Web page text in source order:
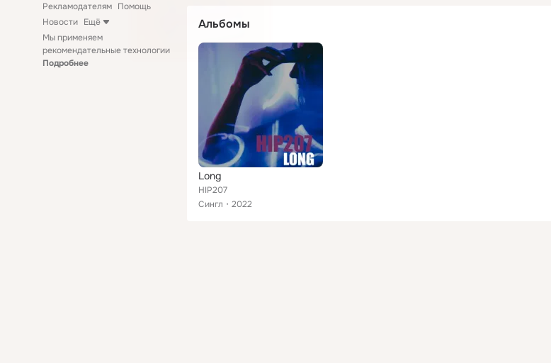
Рекламодателям Помощь
Новости Ещё
Мы применяем
рекомендательные технологии
Подробнее
Альбомы
Long
HIP207
Сингл
2022